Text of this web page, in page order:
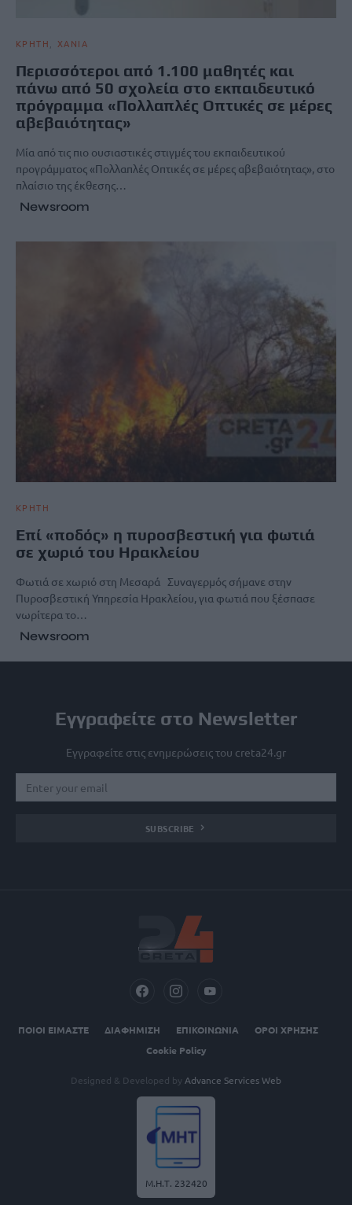
ΚΡΗΤΗ ΧΑΝΙΑ
Περισσότεροι από 1.100 μαθητές και
πάνω από 50 σχολεία στο εκπαιδευτικό
πρόγραμμα «Πολλαπλές Οπτικές σε μέρες
αβεβαιότητας»
Μία από τις πιο ουσιαστικές στιγμές του εκπαιδευτικού
προγράμματος «Πολλαπλές Οπτικές σε μέρες αβεβαιότητας», στο
πλαίσιο της έκθεσης…
Newsroom
ΚΡΗΤΗ
Επί «ποδός» η πυροσβεστική για φωτιά
σε χωριό του Ηρακλείου
Φωτιά σε χωριό στη Μεσαρά Συναγερμός σήμανε στην
Πυροσβεστική Υπηρεσία Ηρακλείου, για φωτιά που ξέσπασε
νωρίτερα το…
Newsroom
Εγγραφείτε στο Newsletter
Εγγραφείτε στις ενημερώσεις του creta24.gr
SUBSCRIBE
ΠΟΙΟΙ ΕΙΜΑΣΤΕ ΔΙΑΦΗΜΙΣΗ ΕΠΙΚΟΙΝΩΝΙΑ
ΟΡΟΙ ΧΡΗΣΗΣ
Cookie Policy
Designed & Developed by Advance Services Web
Μ.Η.Τ. 232420